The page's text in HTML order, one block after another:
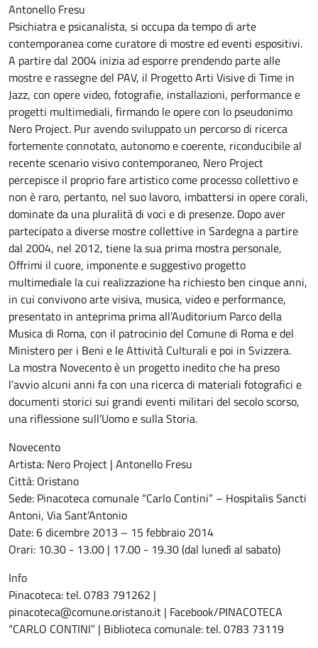
Antonello Fresu
Psichiatra e psicanalista, si occupa da tempo di arte
contemporanea come curatore di mostre ed eventi espositivi.
A partire dal 2004 inizia ad esporre prendendo parte alle
mostre e rassegne del PAV, il Progetto Arti Visive di Time in
Jazz, con opere video, fotografie, installazioni, performance e
progetti multimediali, firmando le opere con lo pseudonimo
Nero Project. Pur avendo sviluppato un percorso di ricerca
fortemente connotato, autonomo e coerente, riconducibile al
recente scenario visivo contemporaneo, Nero Project
percepisce il proprio fare artistico come processo collettivo e
non è raro, pertanto, nel suo lavoro, imbattersi in opere corali,
dominate da una pluralità di voci e di presenze. Dopo aver
partecipato a diverse mostre collettive in Sardegna a partire
dal 2004, nel 2012, tiene la sua prima mostra personale,
Offrimi il cuore, imponente e suggestivo progetto
multimediale la cui realizzazione ha richiesto ben cinque anni,
in cui convivono arte visiva, musica, video e performance,
presentato in anteprima prima all’Auditorium Parco della
Musica di Roma, con il patrocinio del Comune di Roma e del
Ministero per i Beni e le Attività Culturali e poi in Svizzera.
La mostra Novecento è un progetto inedito che ha preso
l’avvio alcuni anni fa con una ricerca di materiali fotografici e
documenti storici sui grandi eventi militari del secolo scorso,
una riflessione sull’Uomo e sulla Storia.
Novecento
Artista: Nero Project | Antonello Fresu
Città: Oristano
Sede: Pinacoteca comunale “Carlo Contini” – Hospitalis Sancti
Antoni, Via Sant’Antonio
Date: 6 dicembre 2013 – 15 febbraio 2014
Orari: 10.30 - 13.00 | 17.00 - 19.30 (dal lunedì al sabato)
Info
Pinacoteca: tel. 0783 791262 |
pinacoteca@comune.oristano.it | Facebook/PINACOTECA
“CARLO CONTINI” | Biblioteca comunale: tel. 0783 73119